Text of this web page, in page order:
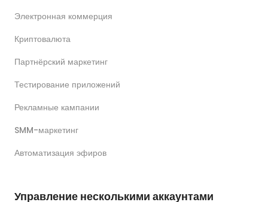
Электронная коммерция
Криптовалюта
Партнёрский маркетинг
Тестирование приложений
Рекламные кампании
SMM-маркетинг
Автоматизация эфиров
Управление несколькими аккаунтами